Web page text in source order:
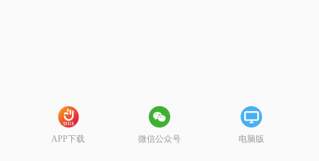
APP下载 微信公众号 电脑版